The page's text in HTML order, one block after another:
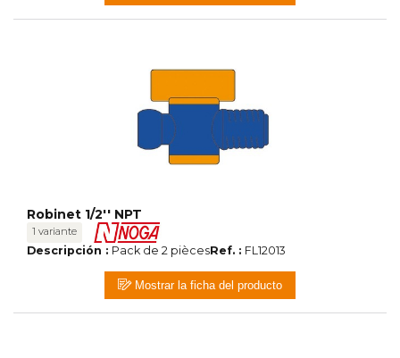
Robinet 1/2'' NPT
1 variante
Descripción : Pack de 2 piècesRef. : FL12013
Mostrar la ficha del producto